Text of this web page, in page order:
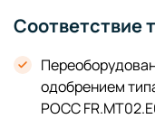
Соответствие
одобрением
РОСС